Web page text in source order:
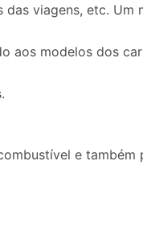
viagens, etc.
modelos dos
e